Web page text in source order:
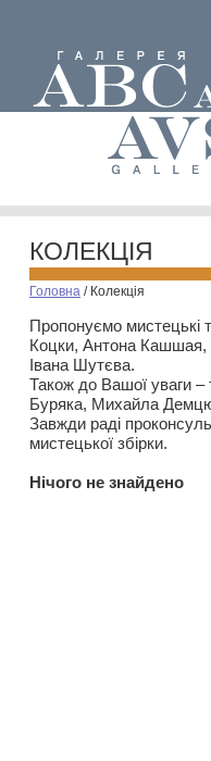
КОЛЕКЦІЯ
Головна / Колекція
Пропонуємо мистецькі
Коцки, Антона Кашшая,
Івана Шутєва.
Також до Вашої уваги –
Буряка, Михайла
Завжди раді
мистецької збірки.
Нiчого не знайдено